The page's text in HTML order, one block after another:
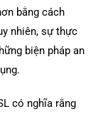
bằng cách
nhiên, sự thực
biện pháp an
có nghĩa rằng